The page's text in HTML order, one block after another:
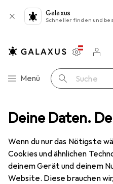
Deine Daten.
Wenn du nur das Nötigste
Cookies und ähnlichen
deinem Gerät und deinem
Website. Diese brauchen
Galaxus
Schneller finden und
Navigation nach Kategorien
Menü Suche
Merklisten
Warenkorb
Büro + Schreibwaren
Schneiden +
EntdeckenForum